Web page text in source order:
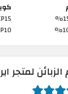
الزبائن لمتجر